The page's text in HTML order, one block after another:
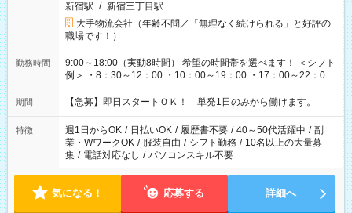
新宿駅 / 新宿三丁目駅
大手物流会社（年齢不問／「無理なく続けられる」と好評の
職場です！）
勤務時間
9:00～18:00（実動8時間） 希望の時間帯を選べます！ ＜シフト
例＞ ・8：30～12：00 ・10：00～19：00 ・17：00～22：00
・13：00～22：00 ・22：00～翌6：00 など
期間 【急募】即日スタートＯＫ！ 単発1日のみから働けます。
特徴 週1日からOK / 日払いOK / 履歴書不要 / 40～50代活躍中 / 副
業・WワークOK / 服装自由 / シフト勤務 / 10名以上の大量募
集 / 電話対応なし / パソコンスキル不要
気になる！ 応募する 詳細へ